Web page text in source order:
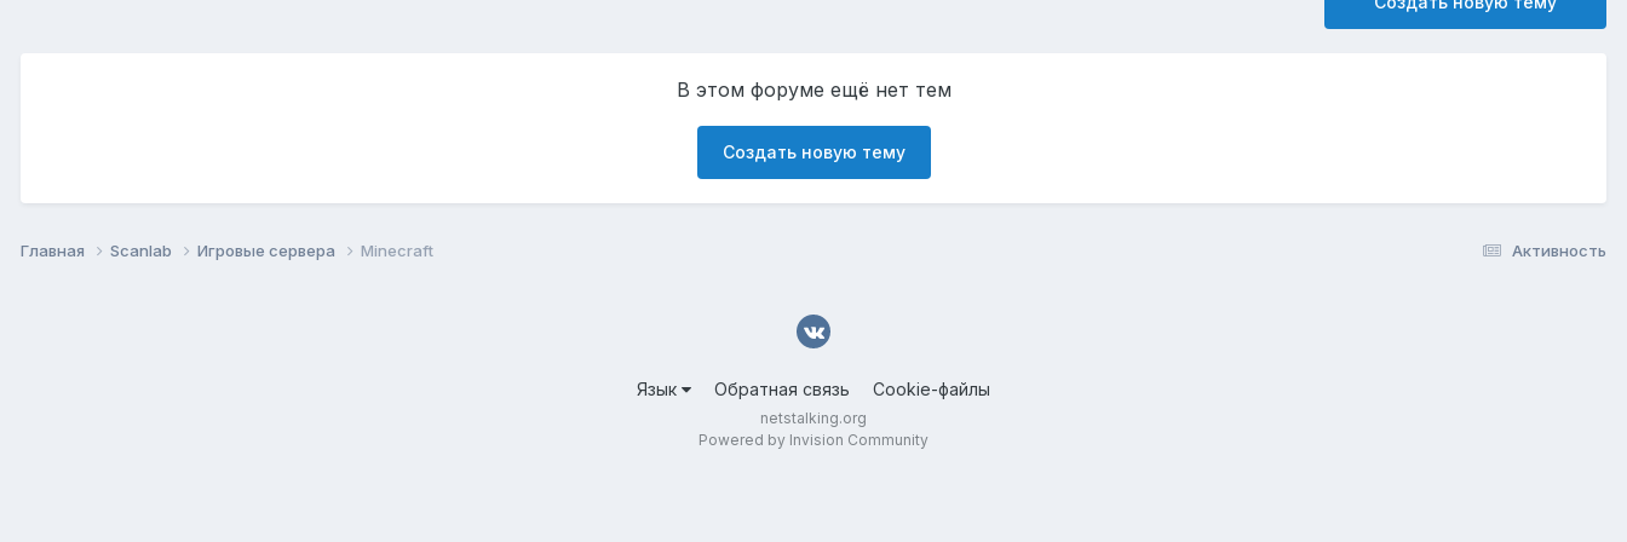
В этом форуме ещё нет тем
Создать новую тему
Активность
Главная Scanlab Игровые сервера Minecraft
Язык Обратная связь Cookie-файлы
netstalking.org
Powered by Invision Community